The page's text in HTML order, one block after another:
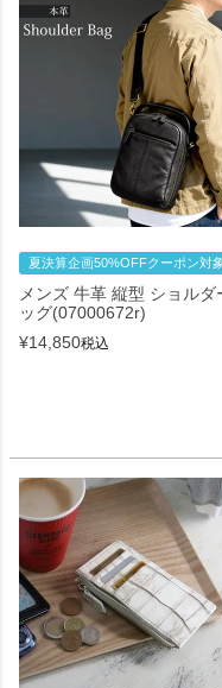
夏決算企画50%OFFクーポン対
メンズ 牛革 縦型 ショルダ
ッグ(07000672r)
¥14,850税込